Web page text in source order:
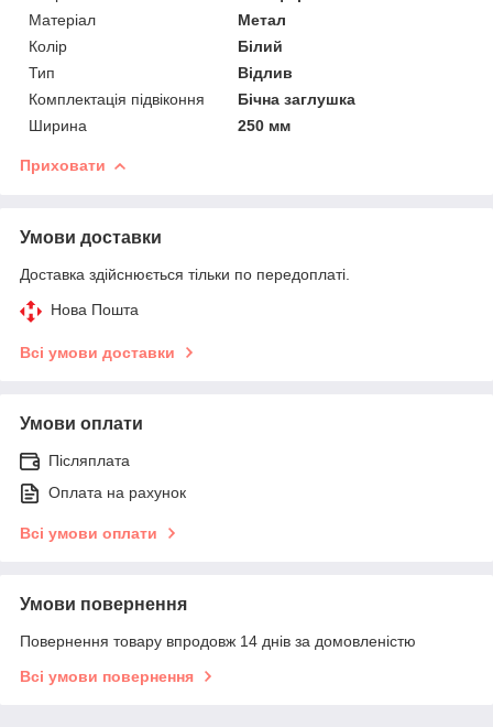
Матеріал
Метал
Колір
Білий
Тип
Відлив
Комплектація підвіконня
Бічна заглушка
Ширина
250 мм
Приховати
Умови доставки
Доставка здійснюється тільки по передоплаті.
Нова Пошта
Всі умови доставки
Умови оплати
Післяплата
Оплата на рахунок
Всі умови оплати
Умови повернення
Повернення товару впродовж 14 днів за домовленістю
Всі умови повернення